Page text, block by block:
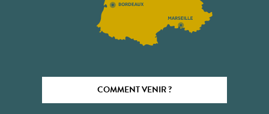
COMMENT VENIR ?